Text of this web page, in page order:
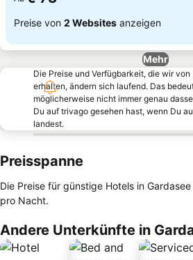
Preise von 2 Websites anzeigen
Mehr
Die Preise und Verfügbarkeit, die wir
erhalten, ändern sich laufend. Das
möglicherweise nicht immer genau
Du auf trivago gesehen hast, wenn Du
landest.
Preisspanne
Die Preise für günstige Hotels in
pro Nacht.
Andere Unterkünfte in